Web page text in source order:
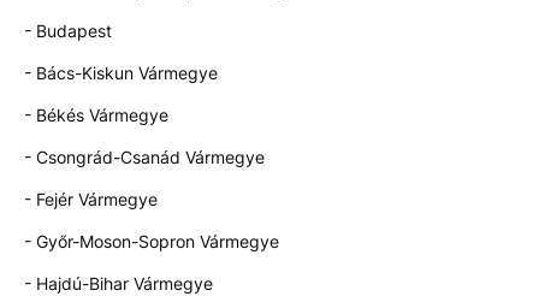
- Budapest
- Bács-Kiskun Vármegye
- Békés Vármegye
- Csongrád-Csanád Vármegye
- Fejér Vármegye
- Győr-Moson-Sopron Vármegye
- Hajdú-Bihar Vármegye